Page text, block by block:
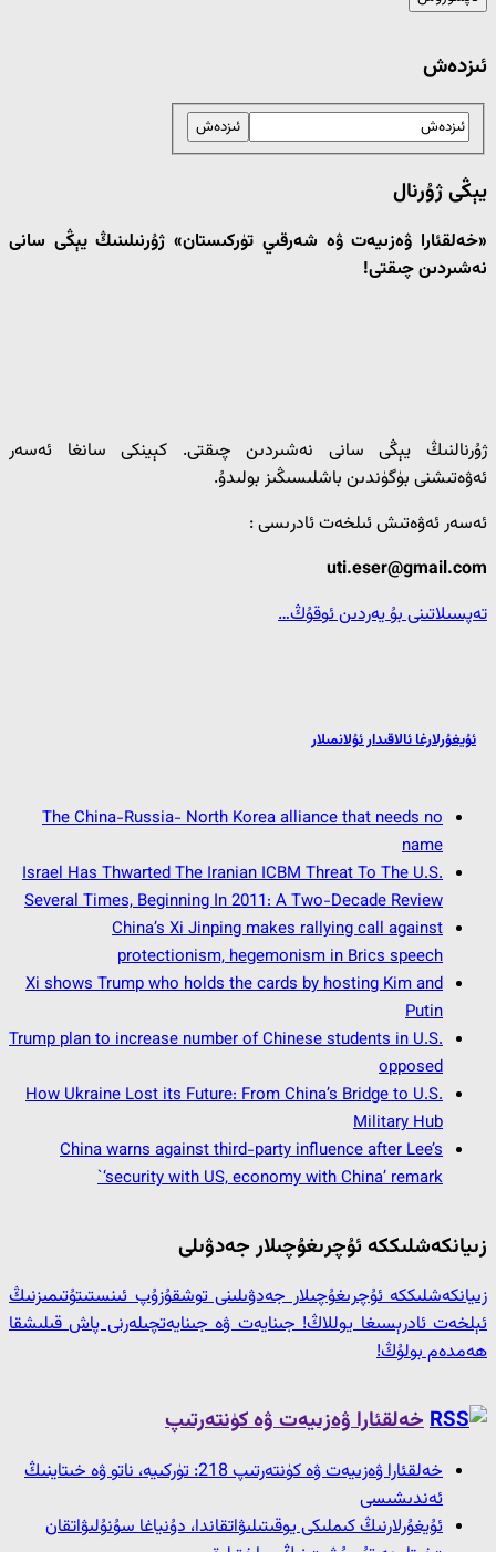
ئىزدەش
يېڭى ژۇرنال
«خەلقئارا ۋەزىيەت ۋە شەرقىي تۈركىستان» ژۇرنىلىنىڭ يېڭى سانى
نەشىردىن چىقتى!
ژۇرنالنىڭ يېڭى سانى نەشىردىن چىقتى. كېينكى سانغا ئەسەر
ئەۋەتىشنى بۈگۈندىن باشلىسىڭىز بولىدۇ.
ئەسەر ئەۋەتىش ئىلخەت ئادرىسى :
uti.eser@gmail.com
تەپسىلاتىنى بۇ يەردىن ئوقۇڭ…
ئۇيغۇرلارغا ئالاقىدار ئۇلانمىلار
The China-Russia- North Korea alliance that needs no
name
Israel Has Thwarted The Iranian ICBM Threat To The U.S.
Several Times, Beginning In 2011: A Two-Decade Review
China’s Xi Jinping makes rallying call against
protectionism, hegemonism in Brics speech
Xi shows Trump who holds the cards by hosting Kim and
Putin
Trump plan to increase number of Chinese students in U.S.
opposed
How Ukraine Lost its Future: From China’s Bridge to U.S.
Military Hub
China warns against third-party influence after Lee’s
‘security with US, economy with China’ remark`
زىيانكەشلىككە ئۇچرىغۇچىلار جەدۋىلى
زىيانكەشلىككە ئۇچرىغۇچىلار جەدۋىلىنى توشقۇزۇپ ئىنستىتۇتىمىزنىڭ
ئېلخەت ئادرېسىغا يوللاڭ! جىنايەت ۋە جىنايەتچىلەرنى پاش قىلىشقا
ھەمدەم بولۇڭ!
خەلقئارا ۋەزىيەت ۋە كۈنتەرتىپ
خەلقئارا ۋەزىيەت ۋە كۈنتەرتىپ 218: تۈركىيە، ناتو ۋە خىتاينىڭ
ئەندىشىسى
ئۇيغۇرلارنىڭ كىملىكى يوقىتىلىۋاتقاندا، دۇنياغا سۇنۇلىۋاتقان